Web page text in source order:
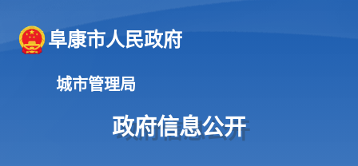
阜康市人民政府
城市管理局
政府信息公开